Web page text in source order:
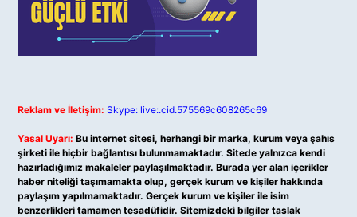
Reklam ve İletişim: Skype: live:.cid.575569c608265c69
Yasal Uyarı: Bu internet sitesi, herhangi bir marka, kurum veya şahıs
şirketi ile hiçbir bağlantısı bulunmamaktadır. Sitede yalnızca kendi
hazırladığımız makaleler paylaşılmaktadır. Burada yer alan içerikler
haber niteliği taşımamakta olup, gerçek kurum ve kişiler hakkında
paylaşım yapılmamaktadır. Gerçek kurum ve kişiler ile isim
benzerlikleri tamamen tesadüfidir. Sitemizdeki bilgiler taslak